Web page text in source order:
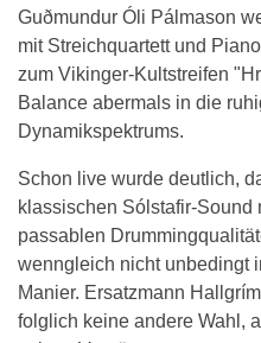
Guðmundur Óli Pálmason
mit Streichquartett und
zum Vikinger-Kultstreifen
Balance abermals in die
Dynamikspektrums.
Schon live wurde deutlich,
klassischen Sólstafir-Sound
passablen
wenngleich nicht unbedingt
Manier. Ersatzmann
folglich keine andere Wahl,